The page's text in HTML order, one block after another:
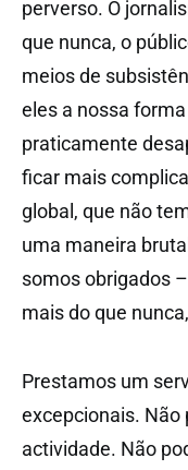
perverso. O
que nunca, o
meios de
eles a nossa
praticamente
ficar mais
global, que não
uma maneira
somos obrigados
mais do que
Prestamos um
excepcionais. Não
actividade. Não